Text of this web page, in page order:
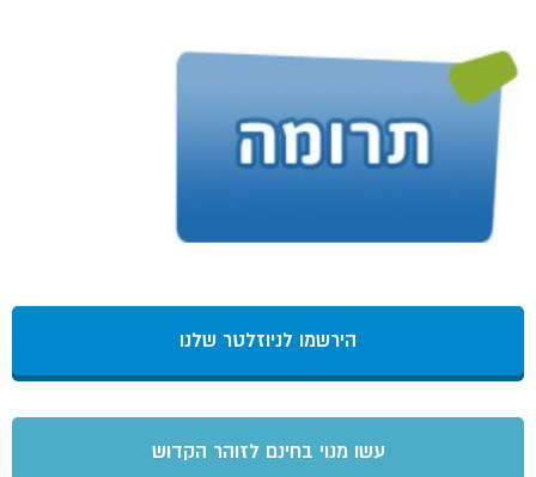
הירשמו לניוזלטר שלנו
עשו מנוי בחינם לזוהר הקדוש